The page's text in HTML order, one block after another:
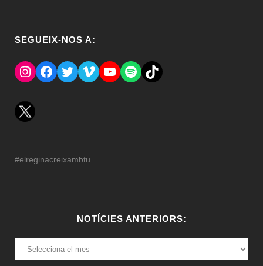
SEGUEIX-NOS A:
Instagram
Facebook
TwitterVimeoYouTube
SpotifyEl Tik Tok del Regina.
#elreginacreixambtu
NOTÍCIES ANTERIORS:
NOTÍCIES
ANTERIORS: